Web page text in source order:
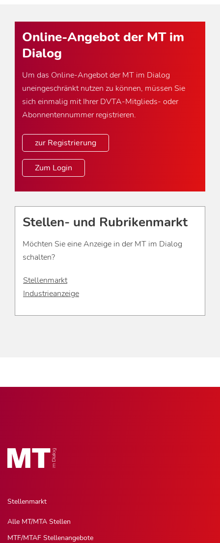
Online-Angebot der MT im
Dialog
Um das Online-Angebot der MT im Dialog
uneingeschränkt nutzen zu können, müssen Sie
sich einmalig mit Ihrer DVTA-Mitglieds- oder
Abonnentennummer registrieren.
zur Registrierung
Zum Login
Stellen- und Rubrikenmarkt
Möchten Sie eine Anzeige in der MT im Dialog
schalten?
Stellenmarkt
Industrieanzeige
Stellenmarkt
Alle MT/MTA Stellen
MTF/MTAF Stellenangebote